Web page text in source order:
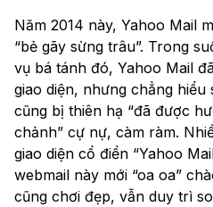
Năm 2014 này, Yahoo Mail
“bẻ gãy sừng trâu”. Trong
vụ bá tánh đó, Yahoo Mail
giao diện, nhưng chẳng
cũng bị thiên hạ “đã được
chảnh” cự nự, càm ràm.
giao diện cổ điển “Yahoo
webmail này mới “oa oa”
cũng chơi đẹp, vẫn duy trì